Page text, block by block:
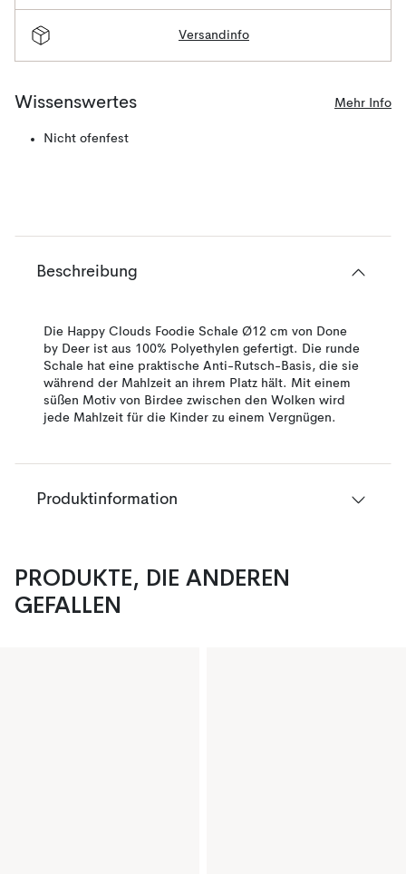
Versandinfo
Wissenswertes Mehr Info
Nicht ofenfest
Beschreibung
Die Happy Clouds Foodie Schale Ø12 cm von Done
by Deer ist aus 100% Polyethylen gefertigt. Die runde
Schale hat eine praktische Anti-Rutsch-Basis, die sie
während der Mahlzeit an ihrem Platz hält. Mit einem
süßen Motiv von Birdee zwischen den Wolken wird
jede Mahlzeit für die Kinder zu einem Vergnügen.
Produktinformation
PRODUKTE, DIE ANDEREN
GEFALLEN